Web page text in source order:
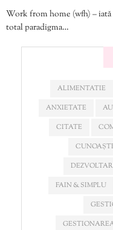
Work from home (wfh) –
total paradigma…
ALIMENTATIE
ANXIETATE
CITATE
FAIN & SIMPLU